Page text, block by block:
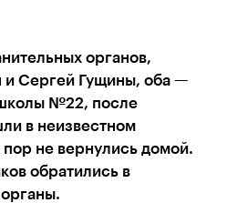
органов,
и Сергей Гущины, оба —
№22, после
в неизвестном
не вернулись домой.
обратились в